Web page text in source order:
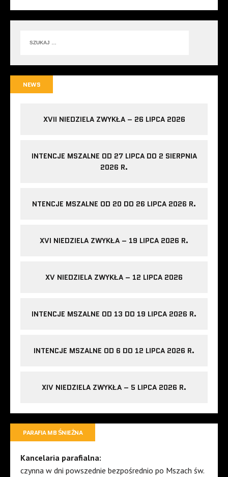
NEWS
XVII NIEDZIELA ZWYKŁA – 26 LIPCA 2026
INTENCJE MSZALNE OD 27 LIPCA DO 2 SIERPNIA
2026 R.
NTENCJE MSZALNE OD 20 DO 26 LIPCA 2026 R.
XVI NIEDZIELA ZWYKŁA – 19 LIPCA 2026 R.
XV NIEDZIELA ZWYKŁA – 12 LIPCA 2026
INTENCJE MSZALNE OD 13 DO 19 LIPCA 2026 R.
INTENCJE MSZALNE OD 6 DO 12 LIPCA 2026 R.
XIV NIEDZIELA ZWYKŁA – 5 LIPCA 2026 R.
PARAFIA MB ŚNIEŻNA
Kancelaria parafialna:
czynna w dni powszednie bezpośrednio po Mszach św.